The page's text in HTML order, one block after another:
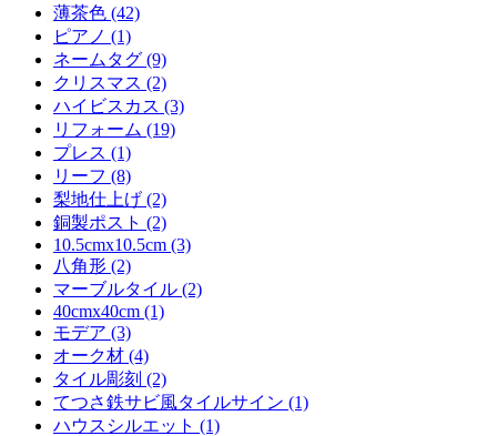
薄茶色 (42)
ピアノ (1)
ネームタグ (9)
クリスマス (2)
ハイビスカス (3)
リフォーム (19)
プレス (1)
リーフ (8)
梨地仕上げ (2)
銅製ポスト (2)
10.5cmx10.5cm (3)
八角形 (2)
マーブルタイル (2)
40cmx40cm (1)
モデア (3)
オーク材 (4)
タイル彫刻 (2)
てつさ鉄サビ風タイルサイン (1)
ハウスシルエット (1)